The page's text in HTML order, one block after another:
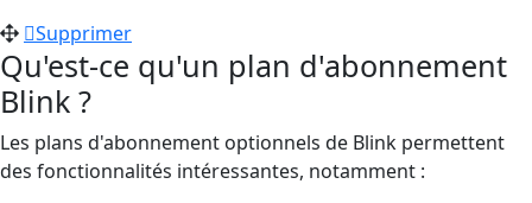
Supprimer
Qu'est-ce qu'un plan d'abonnement
Blink ?
Les plans d'abonnement optionnels de Blink permettent
des fonctionnalités intéressantes, notamment :